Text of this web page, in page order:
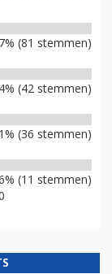
(81 stemmen)
(42 stemmen)
(36 stemmen)
(11 stemmen)